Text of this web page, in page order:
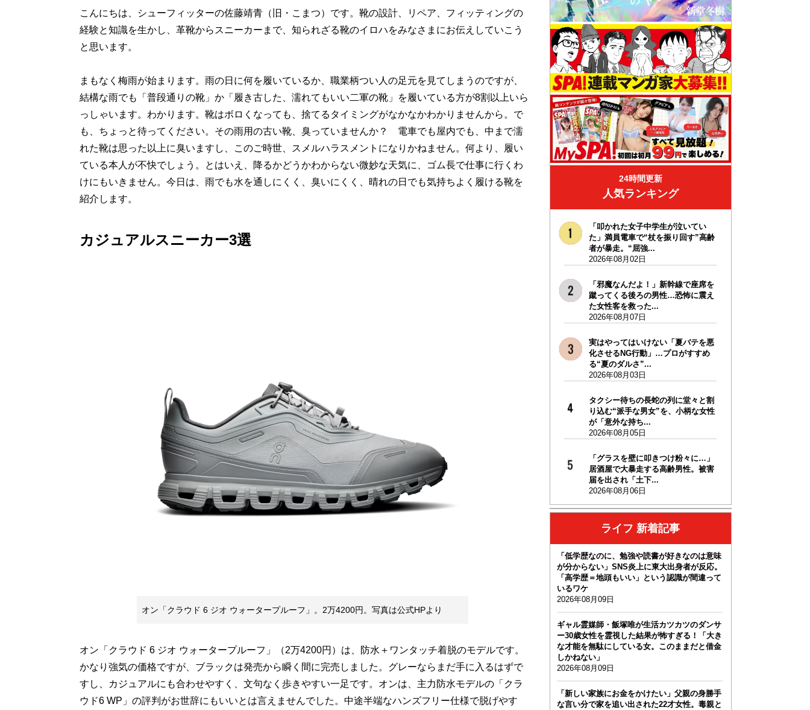
こんにちは、シューフィッターの佐藤靖青（旧・こまつ）です。靴の設計、リペア、フィッティングの
経験と知識を生かし、革靴からスニーカーまで、知られざる靴のイロハをみなさまにお伝えしていこう
と思います。
まもなく梅雨が始まります。雨の日に何を履いているか、職業柄つい人の足元を見てしまうのですが、
結構な雨でも「普段通りの靴」か「履き古した、濡れてもいい二軍の靴」を履いている方が8割以上いら
っしゃいます。わかります。靴はボロくなっても、捨てるタイミングがなかなかわかりませんから。で
も、ちょっと待ってください。その雨用の古い靴、臭っていませんか？ 電車でも屋内でも、中まで濡
れた靴は思った以上に臭いますし、このご時世、スメルハラスメントになりかねません。何より、履い
ている本人が不快でしょう。とはいえ、降るかどうかわからない微妙な天気に、ゴム長で仕事に行くわ
けにもいきません。今日は、雨でも水を通しにくく、臭いにくく、晴れの日でも気持ちよく履ける靴を
紹介します。
カジュアルスニーカー3選
オン「クラウド 6 ジオ ウォータープルーフ」。2万4200円。写真は公式HPより
オン「クラウド 6 ジオ ウォータープルーフ」（2万4200円）は、防水＋ワンタッチ着脱のモデルです。
かなり強気の価格ですが、ブラックは発売から瞬く間に完売しました。グレーならまだ手に入るはずで
すし、カジュアルにも合わせやすく、文句なく歩きやすい一足です。オンは、主力防水モデルの「クラ
ウド6 WP」の評判がお世辞にもいいとは言えませんでした。中途半端なハンズフリー仕様で脱げやす
24時間更新
人気ランキング
「叩かれた女子中学生が泣いてい
た」満員電車で“杖を振り回す”高齢
者が暴走。“屈強...
2026年08月02日
「邪魔なんだよ！」新幹線で座席を
蹴ってくる後ろの男性…恐怖に震え
た女性客を救った...
2026年08月07日
実はやってはいけない「夏バテを悪
化させるNG行動」…プロがすすめ
る“夏のダルさ”...
2026年08月03日
タクシー待ちの長蛇の列に堂々と割
り込む“派手な男女”を、小柄な女性
が「意外な持ち...
2026年08月05日
「グラスを壁に叩きつけ粉々に…」
居酒屋で大暴走する高齢男性。被害
届を出され「土下...
2026年08月06日
ライフ 新着記事
「低学歴なのに、勉強や読書が好きなのは意味
が分からない」SNS炎上に東大出身者が反応。
「高学歴＝地頭もいい」という認識が間違って
いるワケ
2026年08月09日
ギャル霊媒師・飯塚唯が生活カツカツのダンサ
ー30歳女性を霊視した結果が怖すぎる！「大き
な才能を無駄にしている女。このままだと借金
しかねない」
2026年08月09日
「新しい家族にお金をかけたい」父親の身勝手
な言い分で家を追い出された22才女性。毒親と